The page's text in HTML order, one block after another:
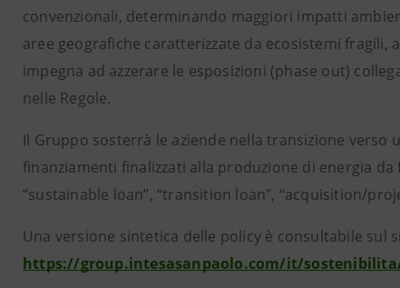
convenzionali, determinando maggiori impatti
aree geografiche caratterizzate da ecosistemi fragili,
impegna ad azzerare le esposizioni (phase out)
nelle Regole.
Il Gruppo sosterrà le aziende nella transizione verso
finanziamenti finalizzati alla produzione di energia
“sustainable loan”, “transition loan”, “acquisition/
Una versione sintetica delle policy è consultabile sul
https://group.intesasanpaolo.com/it/